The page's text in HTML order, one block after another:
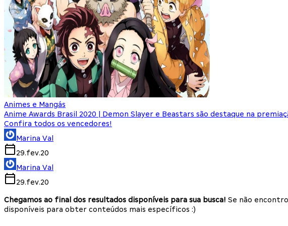
Animes e Mangás
Anime Awards Brasil 2020 | Demon Slayer e Beastars são destaque na
Confira todos os vencedores!
Marina Val
29.fev.20
Marina Val
29.fev.20
Chegamos ao final dos resultados disponíveis para sua busca! Se não
disponíveis para obter conteúdos mais específicos :)